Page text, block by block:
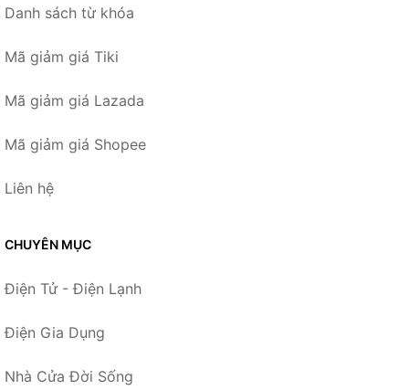
Danh sách từ khóa
Mã giảm giá Tiki
Mã giảm giá Lazada
Mã giảm giá Shopee
Liên hệ
CHUYÊN MỤC
Điện Tử - Điện Lạnh
Điện Gia Dụng
Nhà Cửa Đời Sống